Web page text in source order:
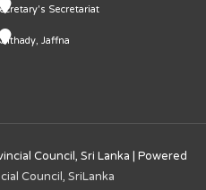
Secretariat
Jaffna
Council, Sri Lanka | Powered
Council, SriLanka